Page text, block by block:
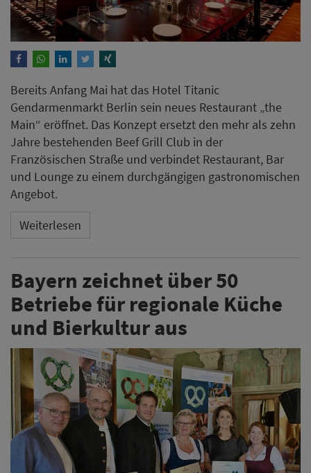
Bereits Anfang Mai hat das Hotel Titanic
Gendarmenmarkt Berlin sein neues Restaurant „the
Main“ eröffnet. Das Konzept ersetzt den mehr als zehn
Jahre bestehenden Beef Grill Club in der
Französischen Straße und verbindet Restaurant, Bar
und Lounge zu einem durchgängigen gastronomischen
Angebot.
Weiterlesen
Bayern zeichnet über 50
Betriebe für regionale Küche
und Bierkultur aus